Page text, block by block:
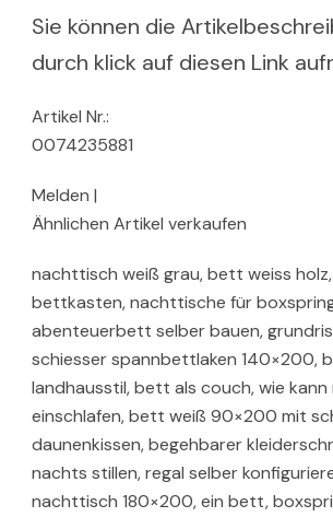
Sie können die
durch klick auf diesen Link
Artikel Nr.:
0074235881
Melden |
Ähnlichen Artikel verkaufen
nachttisch weiß grau, bett weiss
bettkasten, nachttische für
abenteuerbett selber bauen,
schiesser spannbettlaken 140×200,
landhausstil, bett als couch, wie kann
einschlafen, bett weiß 90×200 mit
daunenkissen, begehbarer
nachts stillen, regal selber
nachttisch 180×200, ein bett,